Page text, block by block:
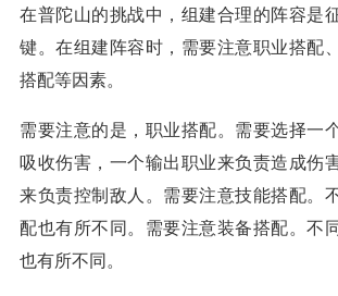
在普陀山的挑战中，组建合理的阵容是
键。在组建阵容时，需要注意职业搭配
搭配等因素。
需要注意的是，职业搭配。需要选择一
吸收伤害，一个输出职业来负责造成伤
来负责控制敌人。需要注意技能搭配。
配也有所不同。需要注意装备搭配。不
也有所不同。